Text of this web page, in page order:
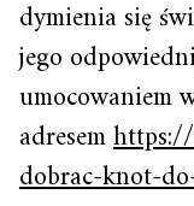
dymienia się
jego
umocowaniem
adresem
dobrac-knot-